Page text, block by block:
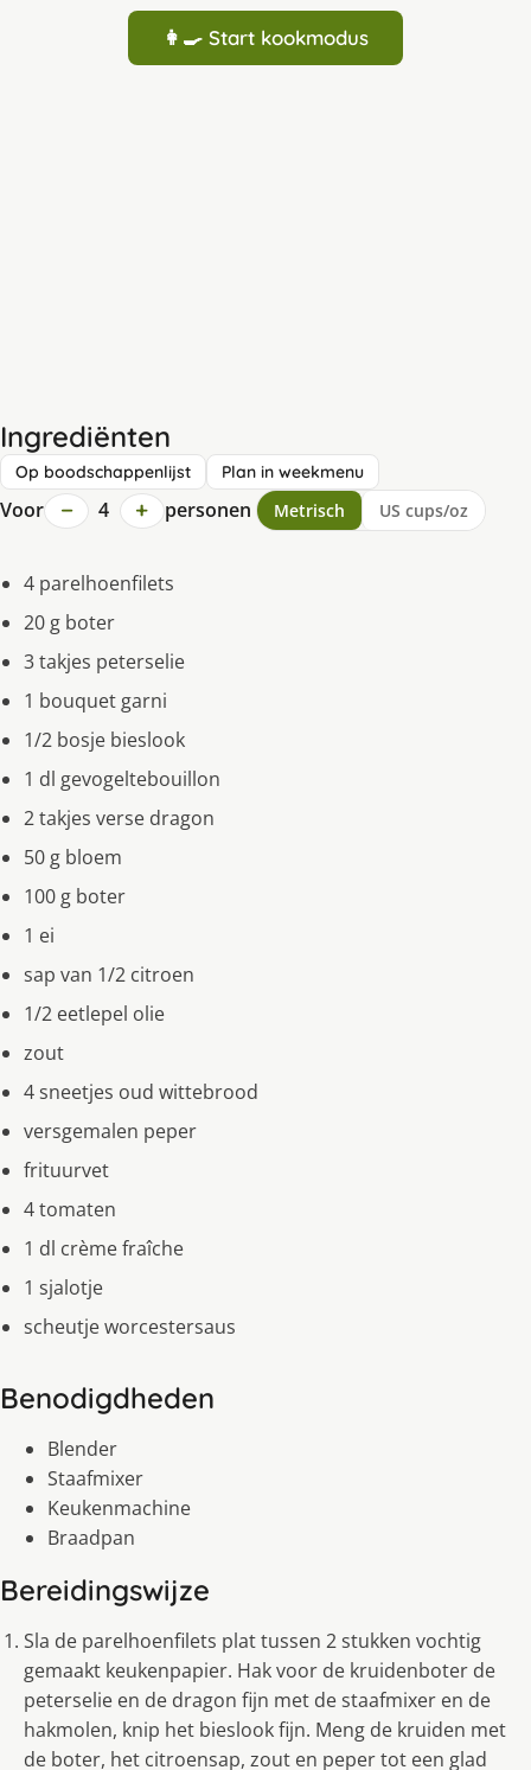
👩‍🍳 Start kookmodus
Ingrediënten
Op boodschappenlijst Plan in weekmenu
Voor − 4 + personen Metrisch US cups/oz
4 parelhoenfilets
20 g boter
3 takjes peterselie
1 bouquet garni
1/2 bosje bieslook
1 dl gevogeltebouillon
2 takjes verse dragon
50 g bloem
100 g boter
1 ei
sap van 1/2 citroen
1/2 eetlepel olie
zout
4 sneetjes oud wittebrood
versgemalen peper
frituurvet
4 tomaten
1 dl crème fraîche
1 sjalotje
scheutje worcestersaus
Benodigdheden
Blender
Staafmixer
Keukenmachine
Braadpan
Bereidingswijze
Sla de parelhoenfilets plat tussen 2 stukken vochtig
gemaakt keukenpapier. Hak voor de kruidenboter de
peterselie en de dragon fijn met de staafmixer en de
hakmolen, knip het bieslook fijn. Meng de kruiden met
de boter, het citroensap, zout en peper tot een glad